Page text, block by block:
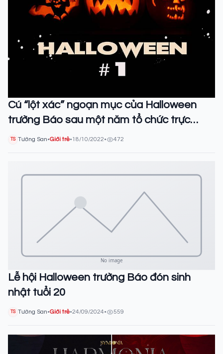
Cú “lột xác” ngoạn mục của Halloween
trường Báo sau một năm tổ chức trực
tuyến do đại dịch Covid-19
TS Tường San•Giới trẻ•18/10/2022• 472
Lễ hội Halloween trường Báo đón sinh
nhật tuổi 20
TS Tường San•Giới trẻ•24/09/2024• 559